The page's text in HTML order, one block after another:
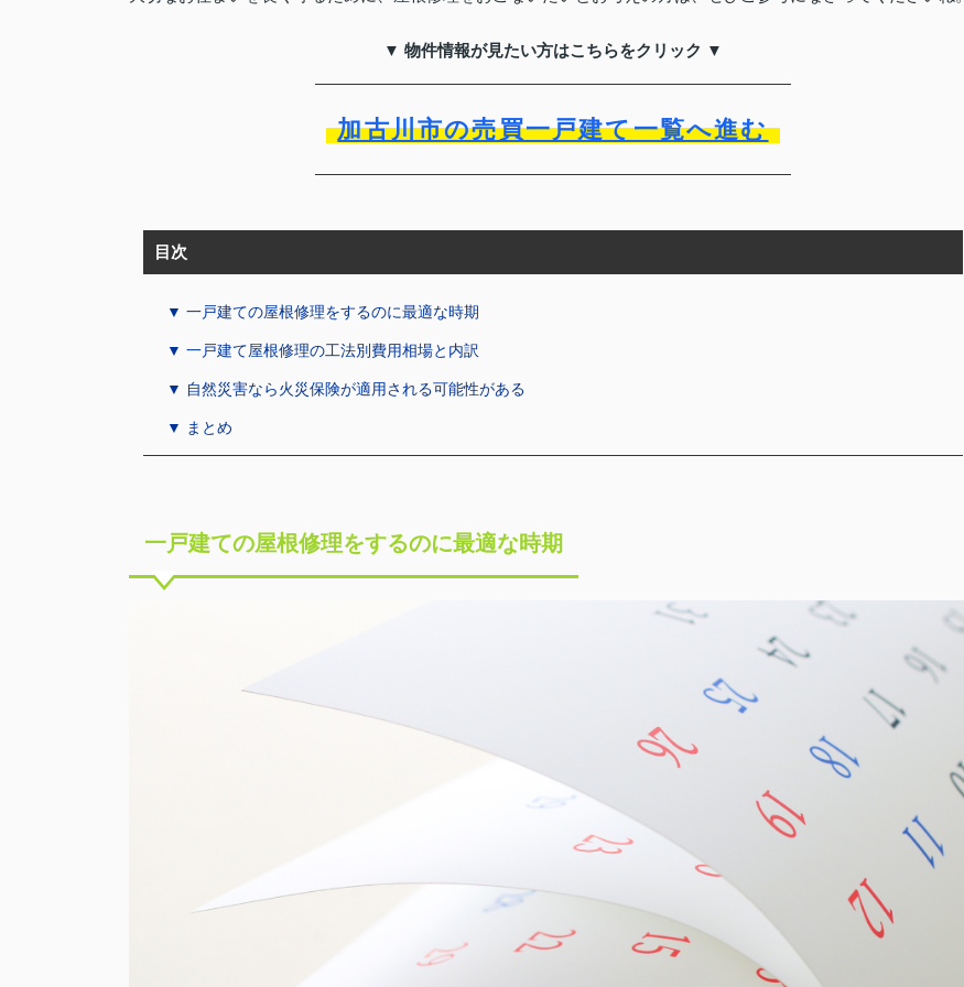
▼ 物件情報が見たい方はこちらをクリック ▼
加古川市の売買一戸建て一覧へ進む
目次
▼ 一戸建ての屋根修理をするのに最適な時期
▼ 一戸建て屋根修理の工法別費用相場と内訳
▼ 自然災害なら火災保険が適用される可能性がある
▼ まとめ
一戸建ての屋根修理をするのに最適な時期